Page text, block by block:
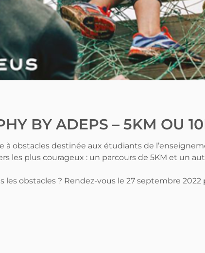
BY ADEPS – 5KM OU
à obstacles destinée aux étudiants de
les plus courageux : un parcours de 5KM et un
obstacles ? Rendez-vous le 27 septembre 2022